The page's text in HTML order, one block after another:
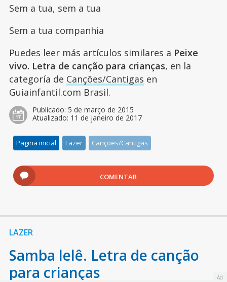
Sem a tua, sem a tua
Sem a tua companhia
Puedes leer más artículos similares a Peixe
vivo. Letra de canção para crianças, en la
categoría de Canções/Cantigas en
Guiainfantil.com Brasil.
Publicado: 5 de março de 2015
Atualizado: 11 de janeiro de 2017
Pagina inicial Lazer Canções/Cantigas
COMENTAR
LAZER
Samba lelê. Letra de canção
para crianças
Ad